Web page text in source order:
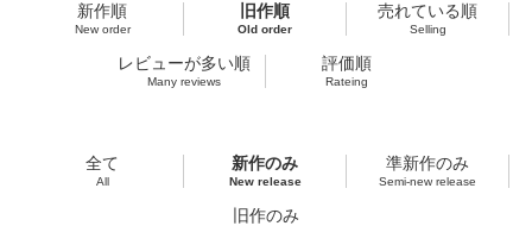
新作順
New order
旧作順
Old order
売れている順
Selling
レビューが多い順
Many reviews
評価順
Rateing
全て
All
新作のみ
New release
準新作のみ
Semi-new release
旧作のみ